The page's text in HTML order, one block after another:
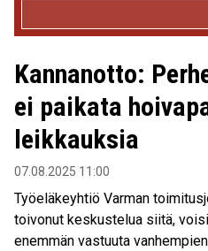
Kannanotto:
ei paikata
leikkauksia
07.08.2025 11:00
Työeläkeyhtiö Varman
toivonut keskustelua siitä,
enemmän vastuuta